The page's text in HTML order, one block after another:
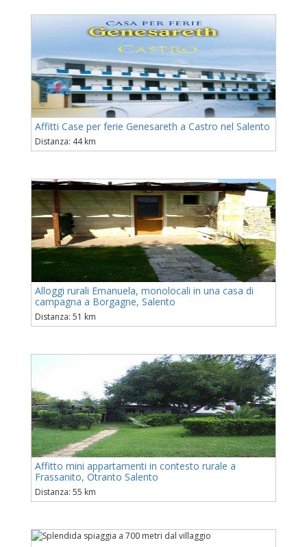
Affitti Case per ferie Genesareth a Castro nel Salento
Distanza: 44 km
Alloggi rurali Emanuela, monolocali in una casa di
campagna a Borgagne, Salento
Distanza: 51 km
Affitto mini appartamenti in contesto rurale a
Frassanito, Otranto Salento
Distanza: 55 km